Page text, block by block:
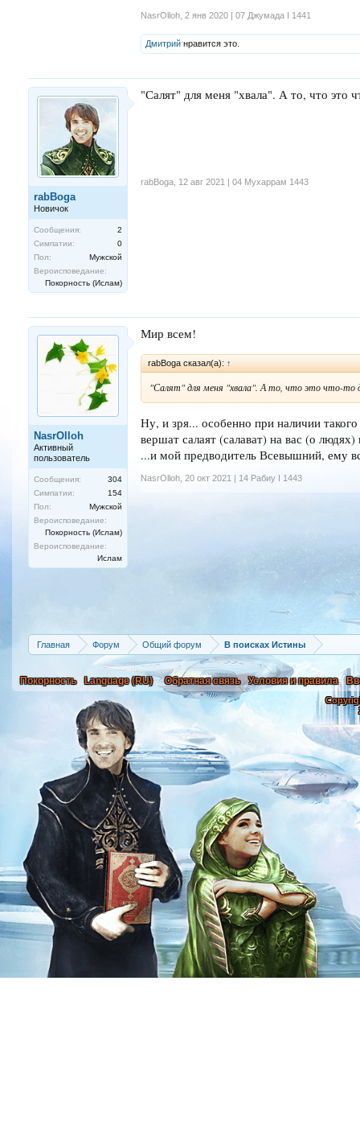
NasrOlloh 2 янв 2020 | 07 Джумада I 1441
Дмитрий нравится это.
rabBoga
Новичок
Сообщения:
2
Симпатии:
0
Пол:
Мужской
Вероисповедание:
Покорность (Ислам)
"Салят" для меня "хвала". А то, что это
rabBoga 12 авг 2021 | 04 Мухаррам 1443
NasrOlloh
Активный
пользователь
Сообщения:
304
Симпатии:
154
Пол:
Мужской
Вероисповедание:
Покорность (Ислам)
Вероисповедание:
Ислам
Мир всем!
rabBoga сказал(а): ↑
"Салят" для меня "хвала". А то, что это что-то
Ну, и зря... особенно при наличии
вершат салаят (салават) на вас (о
...и мой предводитель Всевышний, ему
NasrOlloh 20 окт 2021 | 14 Рабиу I 1443
Главная Форум Общий форум В поисках Истины
Покорность Language (RU) Обратная связь Условия и правила